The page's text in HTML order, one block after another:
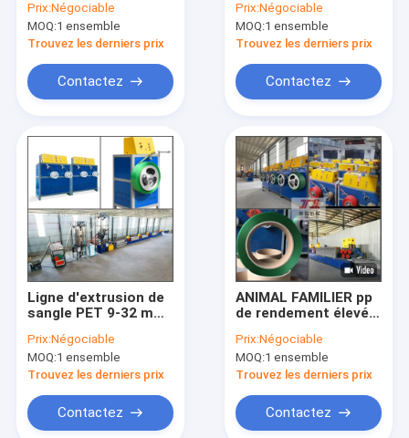
Prix:Négociable
MOQ:1 ensemble
Trouvez les derniers prix
Contactez
animaux de
compagnie
Prix:Négociable
MOQ:1 ensemble
Trouvez les derniers prix
Contactez
Ligne d'extrusion de
sangle PET 9-32 mm,
Prix:Négociable
MOQ:1 ensemble
Trouvez les derniers prix
Contactez
ANIMAL FAMILIER pp
de rendement élevé
faisant la largeur de
la machine 5-32mm
Prix:Négociable
MOQ:1 ensemble
Trouvez les derniers prix
Contactez